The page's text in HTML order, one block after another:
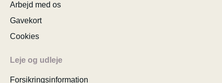
Arbejd med os
Gavekort
Cookies
Leje og udleje
Forsikringsinformation